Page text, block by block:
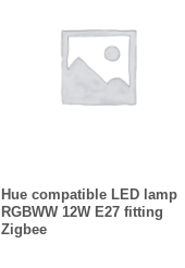
Hue compatible LED lamp
RGBWW 12W E27 fitting
Zigbee